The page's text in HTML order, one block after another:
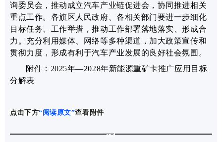
询委员会，推动成立汽车产业链促进会， 协同推进相关
重点工作。各旗区人民政府、各相关部门要进一步细化
目标任务、工作举措，推动工作部署落地落实、形成合
力。充分利用媒体、网络等多种渠道，加大政策宣传和
贯彻力度，形成有利于汽车产业发展的良好社会氛围。
附件：2025年—2028年新能源重矿卡推广应用目标
分解表
点击下方“阅读原文”查看附件
end